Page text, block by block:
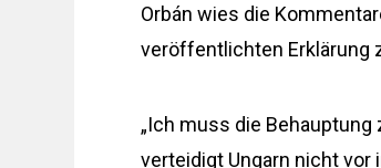
Orbán wies die
veröffentlichten Erklärung
„Ich muss die
verteidigt Ungarn nicht